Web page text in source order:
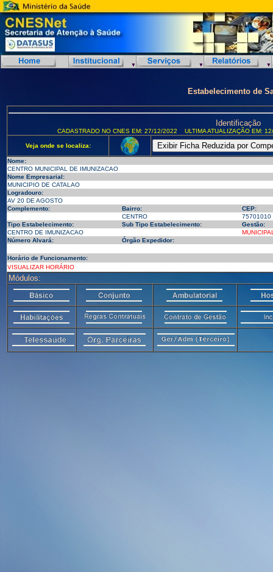
Estabelecimento de
Identificação
CADASTRADO NO CNES EM: 27/12/2022 ULTIMA ATUALIZAÇÃO EM:
Veja onde se localiza:
Nome:
CENTRO MUNICIPAL DE IMUNIZACAO
Nome Empresarial:
MUNICIPIO DE CATALAO
Logradouro:
AV 20 DE AGOSTO
Complemento:
Bairro:
CEP:
CENTRO
75701010
Tipo Estabelecimento:
Sub Tipo Estabelecimento:
Gestão:
CENTRO DE IMUNIZACAO
Número Alvará:
Órgão Expedidor:
Horário de Funcionamento:
VISUALIZAR HORÁRIO
Módulos: